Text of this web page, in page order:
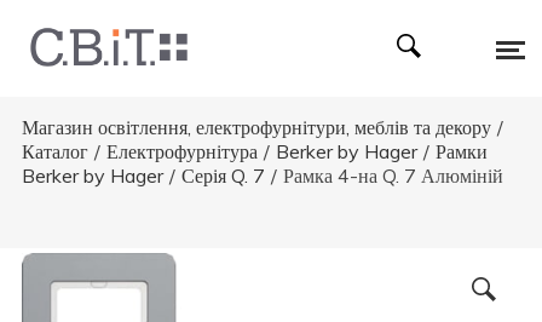
Магазин освітлення, електрофурнітури, меблів та декору /
Каталог / Електрофурнітура / Berker by Hager / Рамки
Berker by Hager / Серія Q. 7 / Рамка 4-на Q. 7 Алюміній